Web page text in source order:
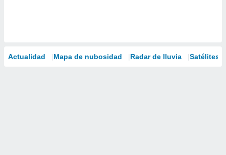
Actualidad Mapa de nubosidad Radar de lluvia Satélites